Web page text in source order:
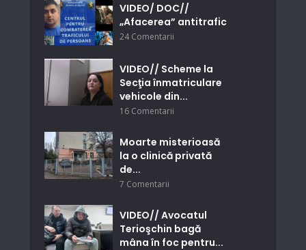
VIDEO/ DOC//
„Afacerea” antitrafic
24 Comentarii
VIDEO// Scheme la
Secţia înmatriculare
vehicole din...
16 Comentarii
Moarte misterioasă
la o clinică privată
de...
7 Comentarii
VIDEO// Avocatul
Terioşchin bagă
mâna în foc pentru...